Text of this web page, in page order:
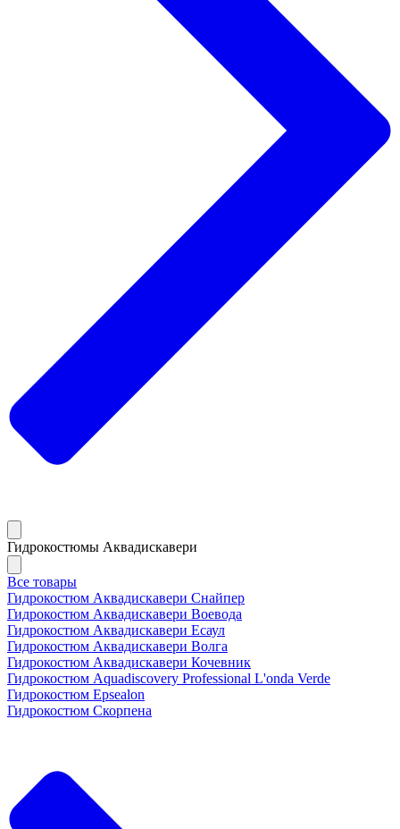
Гидрокостюмы Аквадискавери
Все товары
Гидрокостюм Аквадискавери Снайпер
Гидрокостюм Аквадискавери Воевода
Гидрокостюм Аквадискавери Есаул
Гидрокостюм Аквадискавери Волга
Гидрокостюм Аквадискавери Кочевник
Гидрокостюм Aquadiscovery Professional L'onda Verde
Гидрокостюм Epsealon
Гидрокостюм Скорпена